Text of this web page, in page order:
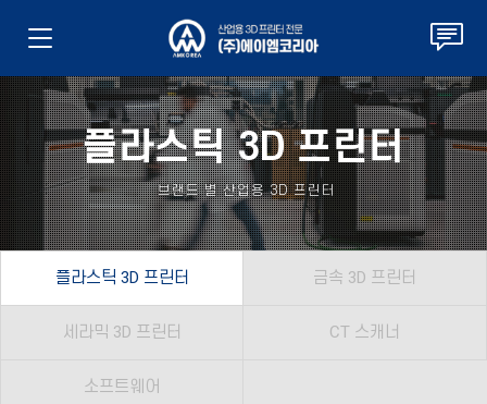
플라스틱 3D 프린터
브랜드 별 산업용 3D 프린터
플라스틱 3D 프린터 금속 3D 프린터
세라믹 3D 프린터 CT 스캐너
소프트웨어